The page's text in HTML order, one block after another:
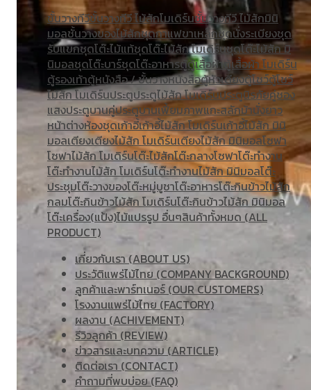
ชั้นวางทีวีชั้นวางทีวี ไม้สักโมเดิร์นชั้นวางทีวี ไม้สักมินิ
มอลชั้นวางของไม้สักชุดกาแฟขาเหล็กชุดนั่งระเบียงชุด
รับแขกชุดโต๊ะไม้แท้ชุดโต๊ะไม้สัก โมเดิร์นชุดโต๊ะไม้สัก มิ
นิมอลชุดโต๊ะบาร์ชุดโต๊ะอาหารตู้ตู้เสื้อผ้าตู้เสื้อผ้า โมเดิร์น
ตู้รองเท้าตู้หนังสือ / ชั้นวางหนังสือตู้หัวเตียงตู้โชว์ตู้โชว์
ไม้สัก โมเดิร์นประตูประตูไม้สัก โมเดิร์นประตูนิรภัยคู่ชอง
แสงประตูบานคู่ประตูบานเฟี้ยมภาพแกะสลักม้านั่งยาว
หน้าต่างห้องชุดเก้าอี้เก้าอี้ไม้สัก โมเดิร์นเก้าอี้ไม้สัก มินิ
มอลเตียงเตียงไม้สัก โมเดิร์นเตียงไม้สัก มินิมอลโซฟา
โซฟาไม้สัก โมเดิร์นโต๊ะไม้สักโต๊ะกลางโซฟาโต๊ะทำงาน
โต๊ะทํางานไม้สัก โมเดิร์นโต๊ะทำงานไม้สัก มินิมอลโต๊ะ
ประชุมโต๊ะวางของโต๊ะหมู่บูชาโต๊ะอาหารโต๊ะกินข้าวไม้สัก
กลมโต๊ะกินข้าวไม้สัก โมเดิร์นโต๊ะกินข้าวไม้สัก มินิมอล
โต๊ะเครื่อง(แป้ง)ไม้แปรรูป อื่นๆสินค้าทั้งหมด (ALL
PRODUCT)
เกี่ยวกับเรา (ABOUT US)
ประวัติแพร่ไม้ไทย (COMPANY BACKGROUND)
ลูกค้าและพาร์ทเนอร์ (OUR CUSTOMERS)
โรงงานแพร่ไม้ไทย (FACTORY)
ผลงาน (ACHIVEMENT)
รีวิวลูกค้า (REVIEW)
ข่าวสารและบทความ (ARTICLE)
ติดต่อเรา (CONTACT)
คำถามที่พบบ่อย (FAQ)